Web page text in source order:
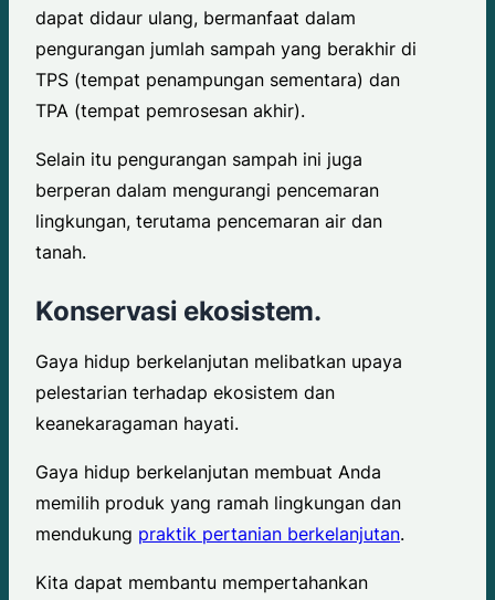
dapat didaur ulang, bermanfaat dalam
pengurangan jumlah sampah yang berakhir di
TPS (tempat penampungan sementara) dan
TPA (tempat pemrosesan akhir).
Selain itu pengurangan sampah ini juga
berperan dalam mengurangi pencemaran
lingkungan, terutama pencemaran air dan
tanah.
Konservasi ekosistem.
Gaya hidup berkelanjutan melibatkan upaya
pelestarian terhadap ekosistem dan
keanekaragaman hayati.
Gaya hidup berkelanjutan membuat Anda
memilih produk yang ramah lingkungan dan
mendukung praktik pertanian berkelanjutan.
Kita dapat membantu mempertahankan